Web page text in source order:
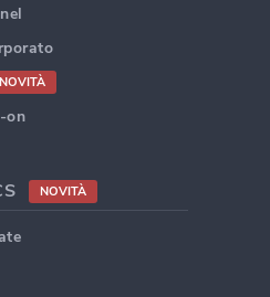
NOVITÀ
on
NOVITÀ